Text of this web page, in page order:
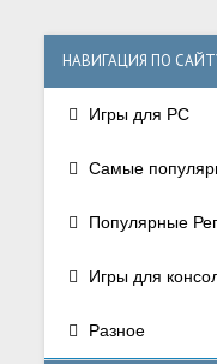
НАВИГАЦИЯ ПО
Игры для PC
Самые
Популярные
Игры для
Разное